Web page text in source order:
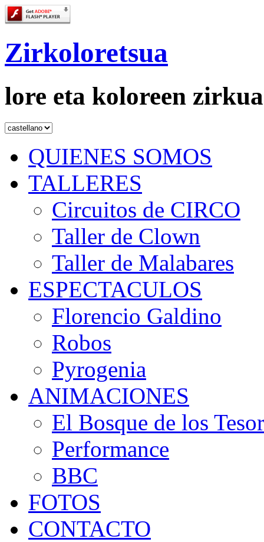
Zirkoloretsua
lore eta koloreen
QUIENES SOMOS
TALLERES
Circuitos de CIRCO
Taller de Clown
Taller de Malabares
ESPECTACULOS
Florencio Galdino
Robos
Pyrogenia
ANIMACIONES
El Bosque de los
Performance
BBC
FOTOS
CONTACTO